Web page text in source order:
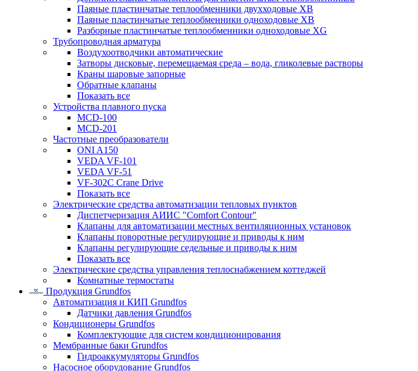
Паяные пластинчатые теплообменники двухходовые XB
Паяные пластинчатые теплообменники одноходовые ХВ
Разборные пластинчатые теплообменники одноходовые ХG
Трубопроводная арматура
Воздухоотводчики автоматические
Затворы дисковые, перемещаемая среда – вода, гликолевые растворы
Краны шаровые запорные
Обратные клапаны
Показать все
Устройства плавного пуска
MCD-100
MCD-201
Частотные преобразователи
ONI A150
VEDA VF-101
VEDA VF-51
VF-302C Crane Drive
Показать все
Электрические средства автоматизации тепловых пунктов
Диспетчеризация АИИС "Comfort Contour"
Клапаны для автоматизации местных вентиляционных установок
Клапаны поворотные регулирующие и приводы к ним
Клапаны регулирующие седельные и приводы к ним
Показать все
Электрические средства управления теплоснабжением коттеджей
Комнатные термостаты
Продукция Grundfos
Автоматизация и КИП Grundfos
Датчики давления Grundfos
Кондиционеры Grundfos
Комплектующие для систем кондиционирования
Мембранные баки Grundfos
Гидроаккумуляторы Grundfos
Насосное оборудование Grundfos